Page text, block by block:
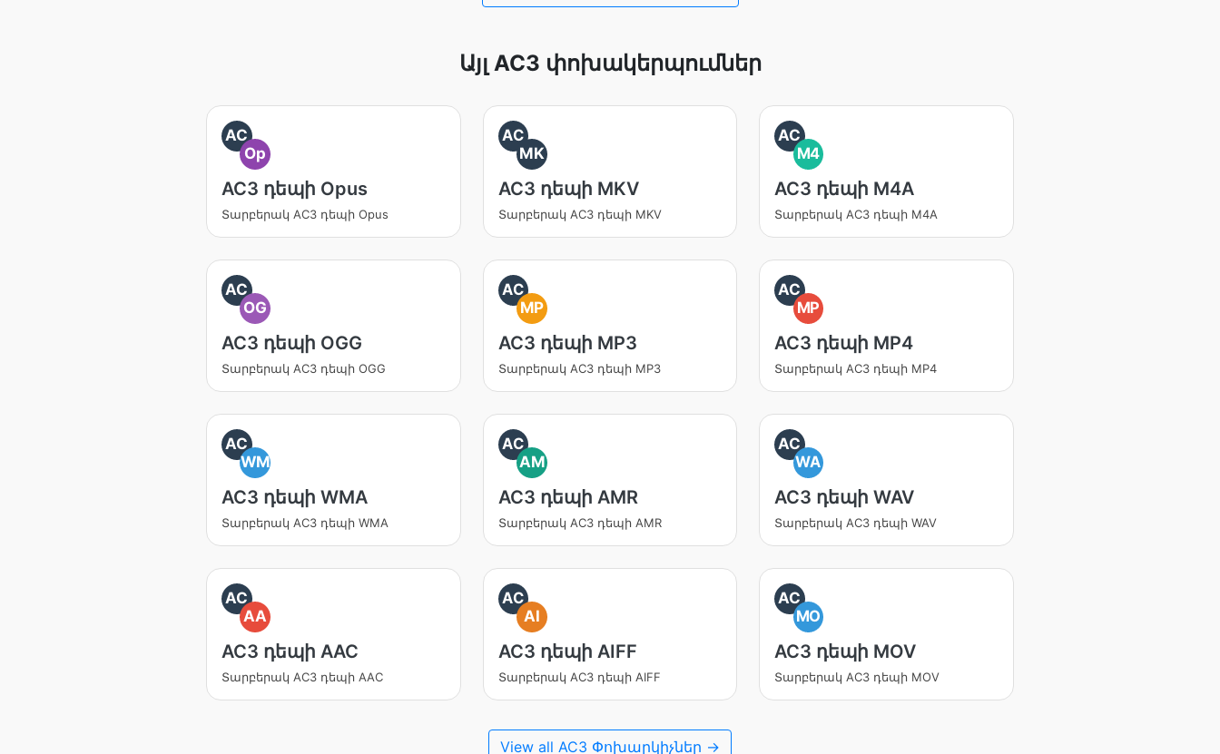
Այլ AC3 փոխակերպումներ
AC
Op
AC3 դեպի Opus
Տարբերակ AC3 դեպի Opus
AC
MK
AC3 դեպի MKV
Տարբերակ AC3 դեպի MKV
AC
M4
AC3 դեպի M4A
Տարբերակ AC3 դեպի M4A
AC
OG
AC3 դեպի OGG
Տարբերակ AC3 դեպի OGG
AC
MP
AC3 դեպի MP3
Տարբերակ AC3 դեպի MP3
AC
MP
AC3 դեպի MP4
Տարբերակ AC3 դեպի MP4
AC
WM
AC3 դեպի WMA
Տարբերակ AC3 դեպի WMA
AC
AM
AC3 դեպի AMR
Տարբերակ AC3 դեպի AMR
AC
WA
AC3 դեպի WAV
Տարբերակ AC3 դեպի WAV
AC
AA
AC3 դեպի AAC
Տարբերակ AC3 դեպի AAC
AC
AI
AC3 դեպի AIFF
Տարբերակ AC3 դեպի AIFF
AC
MO
AC3 դեպի MOV
Տարբերակ AC3 դեպի MOV
View all AC3 Փոխարկիչներ →